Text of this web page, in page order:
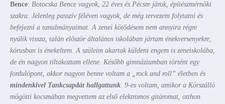
Bence: Botocska Bence vagyok, 22 éves és Pécsre járok, építészmérnöki
szakra. Jelenleg passzív féléven vagyok, de még tervezem folytatni és
befejezni a tanulmányaimat. A zenei kötődésem nem annyira régre
nyúlik vissza, talán először általános iskolában jártam énekversenyekre,
kórusban is énekeltem. A szüleim akartak küldeni engem is zeneiskolába,
de én nagyon tiltakoztam ellene. Később gimnáziumban történt egy
fordulópont, akkor nagyon benne voltam a „rock and roll” életben és
mindenkivel Tankcsapdát hallgattunk. 9-es voltam, amikor a Körszálló
mögötti kocsmában megvettem az első elektromos gitáromat, otthon